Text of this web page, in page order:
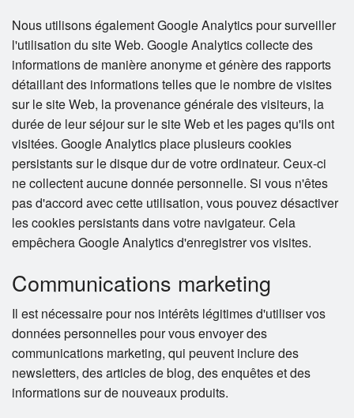
Nous utilisons également Google Analytics pour surveiller
l'utilisation du site Web. Google Analytics collecte des
informations de manière anonyme et génère des rapports
détaillant des informations telles que le nombre de visites
sur le site Web, la provenance générale des visiteurs, la
durée de leur séjour sur le site Web et les pages qu'ils ont
visitées. Google Analytics place plusieurs cookies
persistants sur le disque dur de votre ordinateur. Ceux-ci
ne collectent aucune donnée personnelle. Si vous n'êtes
pas d'accord avec cette utilisation, vous pouvez désactiver
les cookies persistants dans votre navigateur. Cela
empêchera Google Analytics d'enregistrer vos visites.
Communications marketing
Il est nécessaire pour nos intérêts légitimes d'utiliser vos
données personnelles pour vous envoyer des
communications marketing, qui peuvent inclure des
newsletters, des articles de blog, des enquêtes et des
informations sur de nouveaux produits.